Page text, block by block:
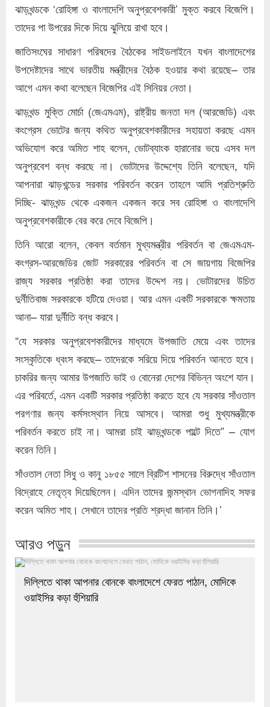
ঝাড়খন্ডকে ‘রোহিঙ্গা ও বাংলাদেশি অনুপ্রবেশকারী’ মুক্ত করবে বিজেপি।
তাদের পা উপরের দিকে দিয়ে ঝুলিয়ে রাখা হবে।
জাতিসংঘের সাধারণ পরিষদের বৈঠকের সাইডলাইনে যখন বাংলাদেশের
উপদেষ্টাদের সাথে ভারতীয় মন্ত্রীদের বৈঠক হওয়ার কথা রয়েছে– তার
আগে এমন কথা বলেছেন বিজেপির এই সিনিয়র নেতা।
ঝাড়খন্ড মুক্তি মোর্চা (জেএমএম), রাষ্ট্রীয় জনতা দল (আরজেডি) এবং
কংগ্রেস ভোটের জন্য কথিত অনুপ্রবেশকারীদের সহায়তা করছে এমন
অভিযোগ করে অমিত শাহ বলেন, ভোটব্যাংক হারানোর ভয়ে এসব দল
অনুপ্রবেশ বন্ধ করছে না। ভোটাদের উদ্দেশ্যে তিনি বলেছেন, যদি
আপনারা ঝাড়খন্ডের সরকার পরিবর্তন করেন তাহলে আমি প্রতিশ্রুতি
দিচ্ছি- ঝাড়খন্ড থেকে একজন একজন করে সব রোহিঙ্গা ও বাংলাদেশি
অনুপ্রবেশকারীকে বের করে দেবে বিজেপি।
তিনি আরো বলেন, কেবল বর্তমান মুখ্যমন্ত্রীর পরিবর্তন বা জেএমএম-
কংগ্রস-আরজেডির জোট সরকারের পরিবর্তন বা সে জায়গায় বিজেপির
রাজ্য সরকার প্রতিষ্ঠা করা তাদের উদ্দেশ নয়। ভোটারদের উচিত
দুর্নীতিবাজ সরকারকে হটিয়ে দেওয়া। আর এমন একটি সরকারকে ক্ষমতায়
আনা– যারা দুর্নীতি বন্ধ করবে।
“যে সরকার অনুপ্রবেশকারীদের মাধ্যমে উপজাতি মেয়ে এবং তাদের
সংস্কৃতিকে ধ্বংস করছে– তাদেরকে সরিয়ে দিয়ে পরিবর্তন আনতে হবে।
চাকরির জন্য আমার উপজাতি ভাই ও বোনেরা দেশের বিভিন্ন অংশে যান।
এর পরিবর্তে, এমন একটি সরকার প্রতিষ্ঠা করতে হবে যে সরকার সাঁওতাল
পরগণার জন্য কর্মসংস্থান নিয়ে আসবে। আমরা শুধু মুখ্যমন্ত্রীকে
পরিবর্তন করতে চাই না। আমরা চাই ঝাড়খন্ডকে পাল্টে দিতে” – যোগ
করেন তিনি।
সাঁওতাল নেতা সিধু ও কানু ১৮৫৫ সালে ব্রিটিশ শাসনের বিরুদ্ধে সাঁওতাল
বিদ্রোহে নেতৃত্ব দিয়েছিলেন। এদিন তাদের জন্মস্থান ভোগনাদিহ সফর
করেন অমিত শাহ। সেখানে তাদের প্রতি শ্রদ্ধা জানান তিনি।’
আরও পড়ুন
দিল্লিতে থাকা আপনার বোনকে বাংলাদেশে ফেরত পাঠান, মোদিকে
ওয়াইসির কড়া হুঁশিয়ারি